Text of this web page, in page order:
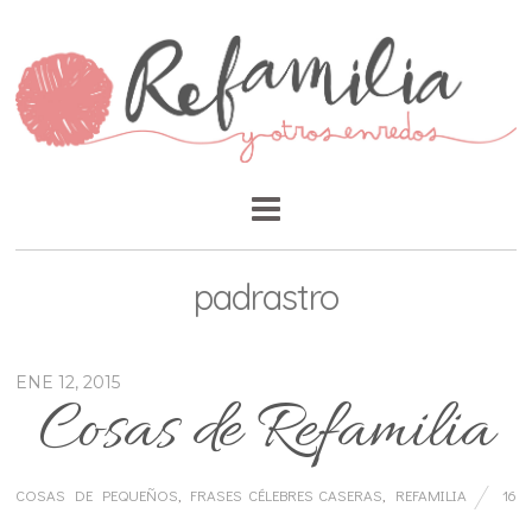
padrastro
ENE 12, 2015
Cosas de Refamilia
COSAS DE PEQUEÑOS FRASES CÉLEBRES CASERAS REFAMILIA
16